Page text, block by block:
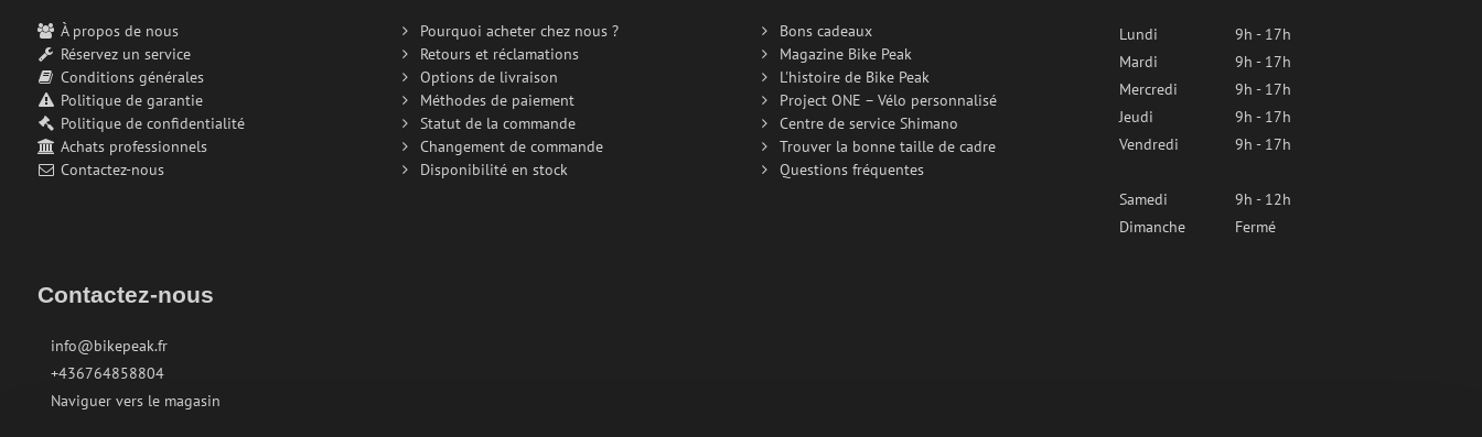
À propos de nous
Réservez un service
Conditions générales
Politique de garantie
Politique de confidentialité
Achats professionnels
Contactez-nous
Pourquoi acheter chez nous ?
Retours et réclamations
Options de livraison
Méthodes de paiement
Statut de la commande
Changement de commande
Disponibilité en stock
Bons cadeaux
Magazine Bike Peak
L'histoire de Bike Peak
Project ONE – Vélo personnalisé
Centre de service Shimano
Trouver la bonne taille de cadre
Questions fréquentes
Lundi
9h - 17h
Mardi
9h - 17h
Mercredi
9h - 17h
Jeudi
9h - 17h
Vendredi
9h - 17h
Samedi
9h - 12h
Dimanche
Fermé
Contactez-nous
info@bikepeak.fr
+436764858804
Naviguer vers le magasin